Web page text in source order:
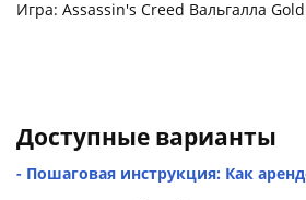
Игра: Assassin's Creed Вальгалла
Доступные варианты
- Пошаговая инструкция: Как